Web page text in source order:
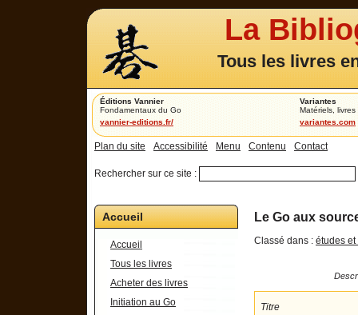
La
Tous les livres
Éditions Vannier
Fondamentaux du Go
vannier-editions.fr/
Variantes
Matériels,
variantes.com
Plan du site Accessibilité Menu Contenu Contact
Rechercher sur ce site :
Accueil
Accueil
Tous les livres
Acheter des livres
Initiation au Go
Le Go aux
Classé dans : études et
Titre